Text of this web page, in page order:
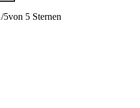
/5von 5 Sternen